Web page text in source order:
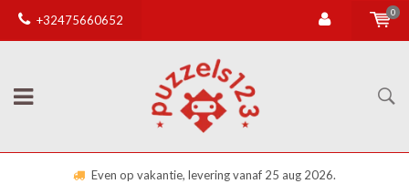
+32475660652
0
Even op vakantie, levering vanaf 25 aug 2026.